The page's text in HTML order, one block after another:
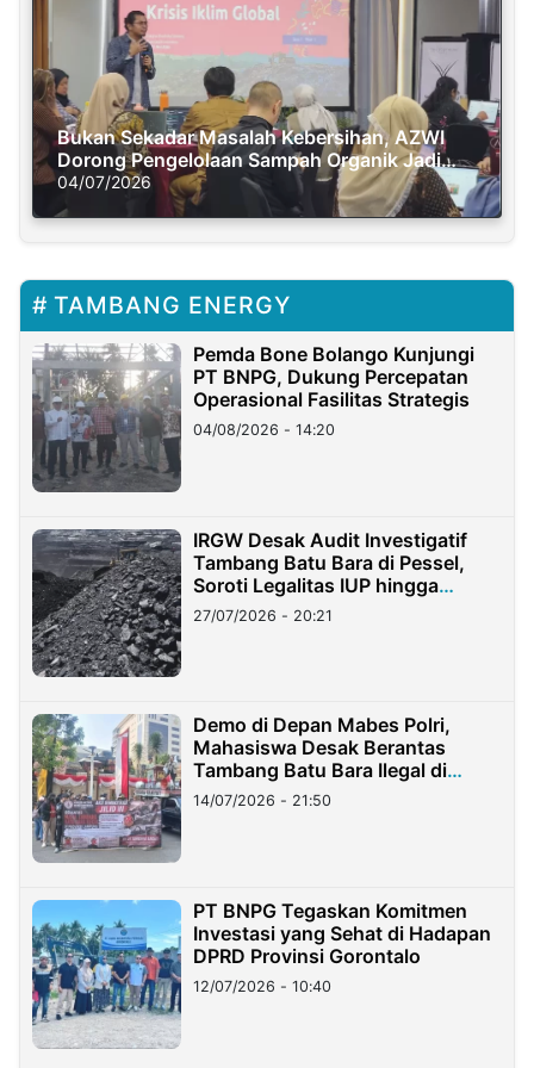
Bukan Sekadar Masalah Kebersihan, AZWI
Dorong Pengelolaan Sampah Organik Jadi
Solusi Krisis Iklim
04/07/2026
TAMBANG ENERGY
Pemda Bone Bolango Kunjungi
PT BNPG, Dukung Percepatan
Operasional Fasilitas Strategis
04/08/2026 - 14:20
IRGW Desak Audit Investigatif
Tambang Batu Bara di Pessel,
Soroti Legalitas IUP hingga
Stockpile
27/07/2026 - 20:21
Demo di Depan Mabes Polri,
Mahasiswa Desak Berantas
Tambang Batu Bara Ilegal di
Lampung
14/07/2026 - 21:50
PT BNPG Tegaskan Komitmen
Investasi yang Sehat di Hadapan
DPRD Provinsi Gorontalo
12/07/2026 - 10:40